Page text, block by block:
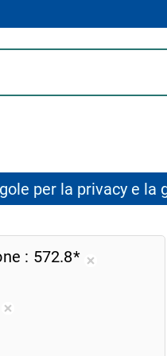
per la privacy e la
572.8*